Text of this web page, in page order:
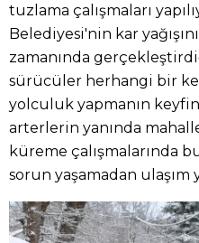
tuzlama çalışmaları
Belediyesi'nin kar
zamanında
sürücüler herhangi bir
yolculuk yapmanın
arterlerin yanında
küreme çalışmalarında
sorun yaşamadan ulaşım